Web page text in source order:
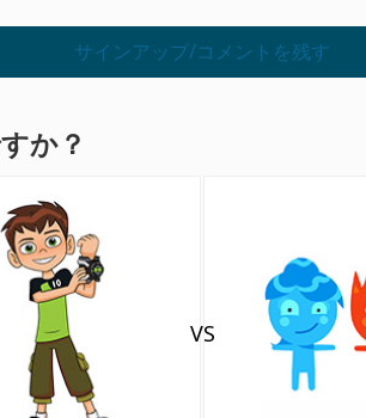
サインアップ/コメントを残す
か？
VS